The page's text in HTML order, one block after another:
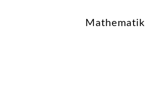
Mathematik